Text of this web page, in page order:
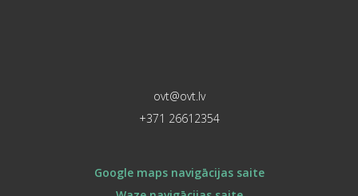
ovt@ovt.lv
+371 26612354
Google maps navigācijas saite